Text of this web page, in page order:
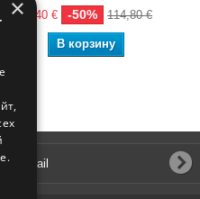
57,40 € -50% 114,80 €
В корзину
×